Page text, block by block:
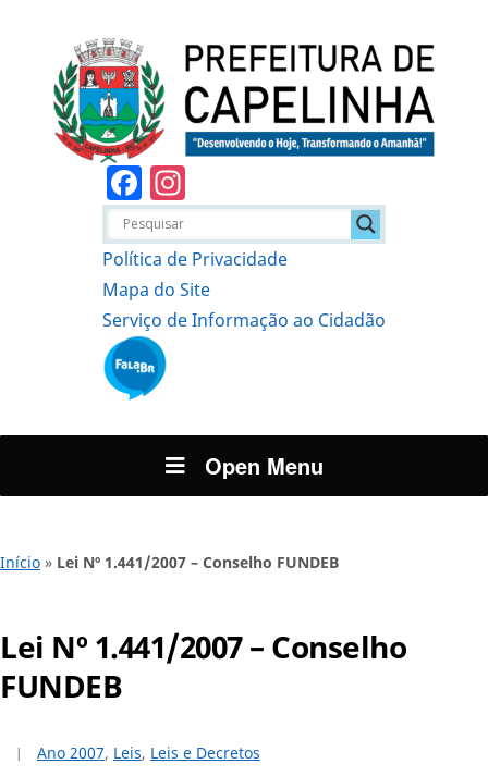
Facebook
Política de Privacidade
Mapa do Site
Serviço de Informação ao Cidadão
Open Menu
Início » Lei Nº 1.441/2007 – Conselho FUNDEB
Lei Nº 1.441/2007 – Conselho
FUNDEB
Ano 2007, Leis, Leis e Decretos